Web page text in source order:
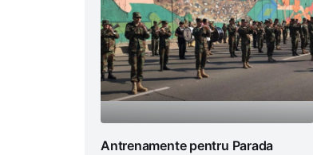
Antrenamente pentru Parada